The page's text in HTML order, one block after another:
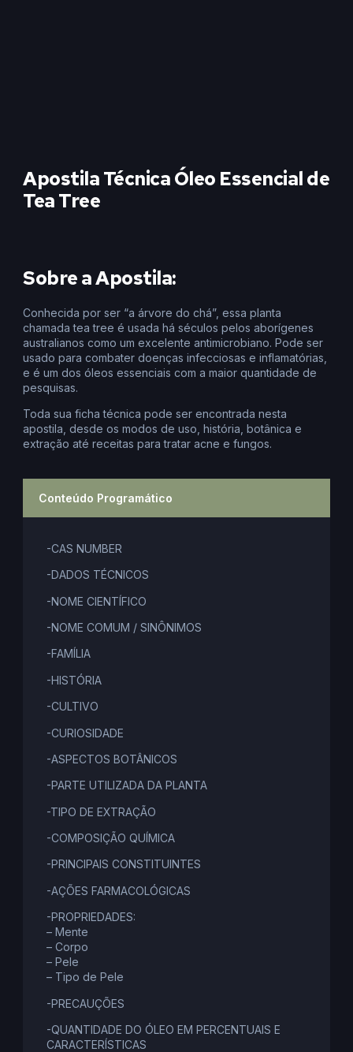
Apostila Técnica Óleo Essencial de
Tea Tree
Sobre a Apostila:
Conhecida por ser “a árvore do chá”, essa planta
chamada tea tree é usada há séculos pelos aborígenes
australianos como um excelente antimicrobiano. Pode ser
usado para combater doenças infecciosas e inflamatórias,
e é um dos óleos essenciais com a maior quantidade de
pesquisas.
Toda sua ficha técnica pode ser encontrada nesta
apostila, desde os modos de uso, história, botânica e
extração até receitas para tratar acne e fungos.
Conteúdo Programático
-CAS NUMBER
-DADOS TÉCNICOS
-NOME CIENTÍFICO
-NOME COMUM / SINÔNIMOS
-FAMÍLIA
-HISTÓRIA
-CULTIVO
-CURIOSIDADE
-ASPECTOS BOTÂNICOS
-PARTE UTILIZADA DA PLANTA
-TIPO DE EXTRAÇÃO
-COMPOSIÇÃO QUÍMICA
-PRINCIPAIS CONSTITUINTES
-AÇÕES FARMACOLÓGICAS
-PROPRIEDADES:
– Mente
– Corpo
– Pele
– Tipo de Pele
-PRECAUÇÕES
-QUANTIDADE DO ÓLEO EM PERCENTUAIS E
CARACTERÍSTICAS